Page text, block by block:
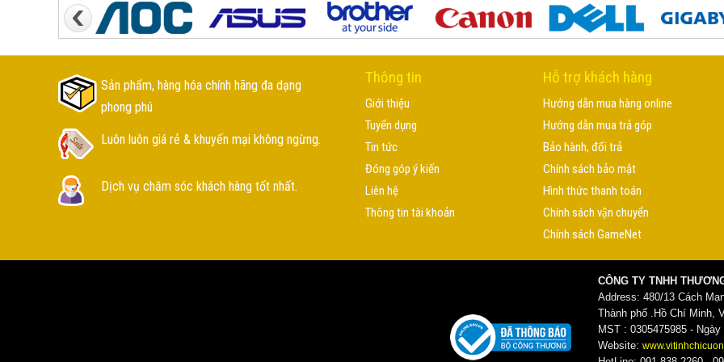
Sản phẩm, hàng hóa chính hãng đa dạng
phong phú
Luôn luôn giá rẻ & khuyến mại không ngừng.
Dịch vụ chăm sóc khách hàng tốt nhất.
Thông tin
Giới thiệu
Tuyển dụng
Tin tức
Đóng góp ý kiến
Liên hệ
Thông tin tài khoản
Hỗ trợ khách hàng
Hướng dẫn mua hàng online
Hướng dẫn mua trả góp
Bảo hành, đổi trả
Chính sách bảo mật
Hình thức thanh toán
Chính sách vận chuyển
Chính sách GameNet
CÔNG TY TNHH
Address: 480/13 Cách
Thành phố .Hồ Chí Minh,
MST : 0305475985 -
Website: